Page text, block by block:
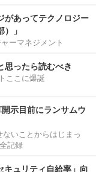
があってテクノロジー
」
ーマネジメント
思ったら読むべき
ここに爆誕
示目前にランサムウ
いことからはじまっ
記録
キュリティ自給率」向